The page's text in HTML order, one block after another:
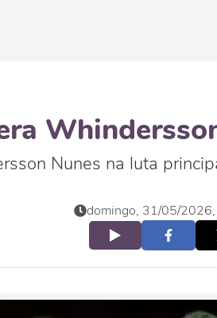
Nunes na luta
domingo, 31/05/